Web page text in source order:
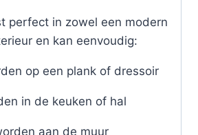
perfect in zowel een modern
en kan eenvoudig:
op een plank of dressoir
in de keuken of hal
aan de muur